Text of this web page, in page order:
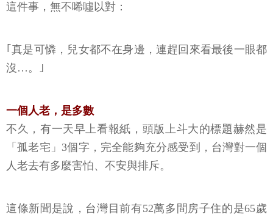
這件事，無不唏噓以對：
｢真是可憐，兒女都不在身邊，連趕回來看最後一眼都
沒…。｣
一個人老，是多數
不久，有一天早上看報紙，頭版上斗大的標題赫然是
「孤老宅」3個字，完全能夠充分感受到，台灣對一個
人老去有多麼害怕、不安與排斥。
這條新聞是說，台灣目前有52萬多間房子住的是65歲